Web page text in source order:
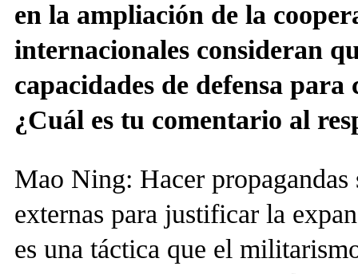
en la ampliación de la
internacionales consideran
capacidades de defensa
¿Cuál es tu comentario al
Mao Ning: Hacer propagandas
externas para justificar la
es una táctica que el